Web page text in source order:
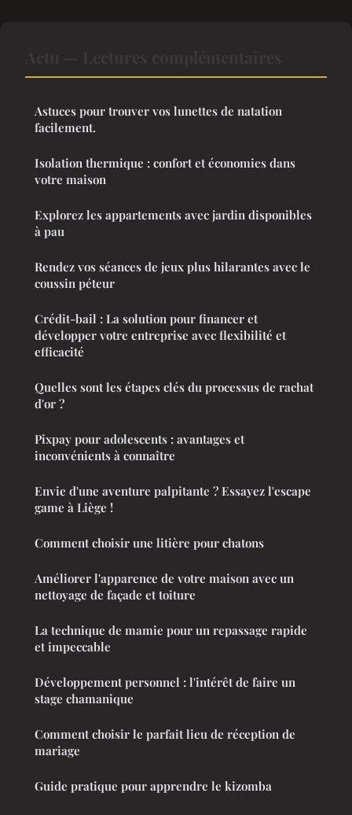
Astuces pour trouver vos lunettes de natation
facilement.
Isolation thermique : confort et économies dans
votre maison
Explorez les appartements avec jardin disponibles
à pau
Rendez vos séances de jeux plus hilarantes avec le
coussin péteur
Crédit-bail : La solution pour financer et
développer votre entreprise avec flexibilité et
efficacité
Quelles sont les étapes clés du processus de rachat
d'or ?
Pixpay pour adolescents : avantages et
inconvénients à connaître
Envie d'une aventure palpitante ? Essayez l'escape
game à Liège !
Comment choisir une litière pour chatons
Améliorer l'apparence de votre maison avec un
nettoyage de façade et toiture
La technique de mamie pour un repassage rapide
et impeccable
Développement personnel : l'intérêt de faire un
stage chamanique
Comment choisir le parfait lieu de réception de
mariage
Guide pratique pour apprendre le kizomba